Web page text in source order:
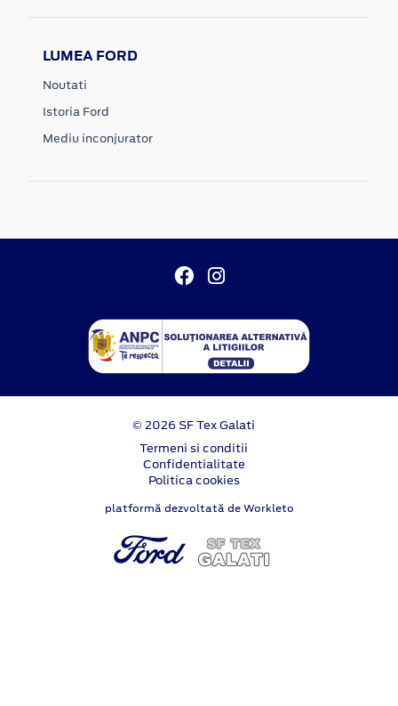
LUMEA FORD
Noutati
Istoria Ford
Mediu inconjurator
© 2026 SF Tex Galati
Termeni si conditii
Confidentialitate
Politica cookies
platformă dezvoltată de Workleto